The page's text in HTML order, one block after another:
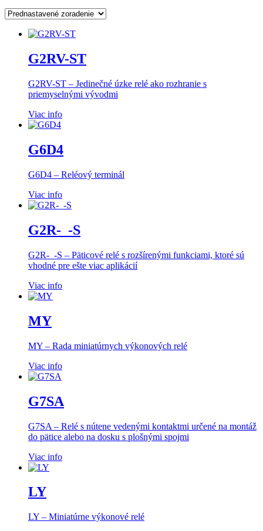
G2RV-ST
G2RV-ST – Jedinečné úzke relé ako rozhranie s
priemyselnými vývodmi
Viac info
G6D4
G6D4 – Reléový terminál
Viac info
G2R-_-S
G2R-_-S – Päticové relé s rozšírenými funkciami, ktoré sú
vhodné pre ešte viac aplikácií
Viac info
MY
MY – Rada miniatúrnych výkonových relé
Viac info
G7SA
G7SA – Relé s nútene vedenými kontaktmi určené na montáž
do pätice alebo na dosku s plošnými spojmi
Viac info
LY
LY – Miniatúrne výkonové relé